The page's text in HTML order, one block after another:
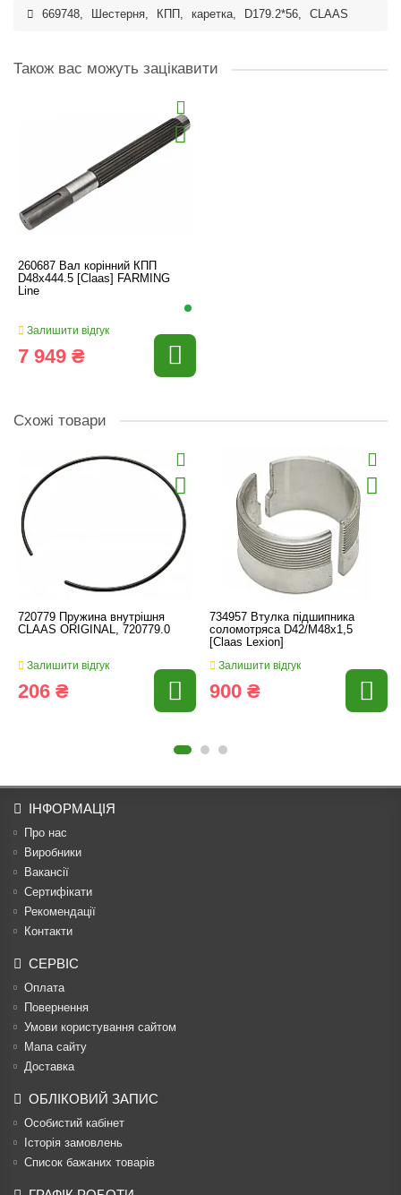
669748, Шестерня, КПП , каретка, D179.2*56, CLAAS
Також вас можуть зацікавити
260687 Вал корінний КПП
D48x444.5 [Claas] FARMING
Line
Залишити відгук
7 949 ₴
Схожі товари
720779 Пружина внутрішня
CLAAS ORIGINAL, 720779.0
Залишити відгук
206 ₴
734957 Втулка підшипника
соломотряса D42/M48х1,5
[Claas Lexion]
Залишити відгук
900 ₴
ІНФОРМАЦІЯ
Про нас
Виробники
Вакансії
Сертифікати
Рекомендації
Контакти
СЕРВІС
Оплата
Повернення
Умови користування сайтом
Мапа сайту
Доставка
ОБЛІКОВИЙ ЗАПИС
Особистий кабінет
Історія замовлень
Список бажаних товарів